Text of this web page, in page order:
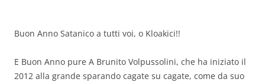
Buon Anno Satanico a tutti voi, o Kloakici!!
E Buon Anno pure A Brunito Volpussolini, che ha iniziato il
2012 alla grande sparando cagate su cagate, come da suo